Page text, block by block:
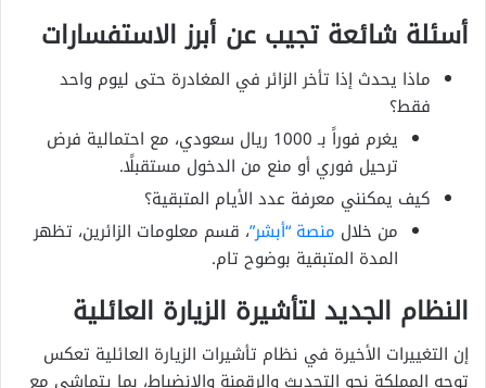
أسئلة شائعة تجيب عن أبرز الاستفسارات
ماذا يحدث إذا تأخر الزائر في المغادرة حتى ليوم واحد
فقط؟
يغرم فوراً بـ 1000 ريال سعودي، مع احتمالية فرض
ترحيل فوري أو منع من الدخول مستقبلًا.
كيف يمكنني معرفة عدد الأيام المتبقية؟
من خلال منصة “أبشر”، قسم معلومات الزائرين، تظهر
المدة المتبقية بوضوح تام.
النظام الجديد لتأشيرة الزيارة العائلية
إن التغييرات الأخيرة في نظام تأشيرات الزيارة العائلية تعكس